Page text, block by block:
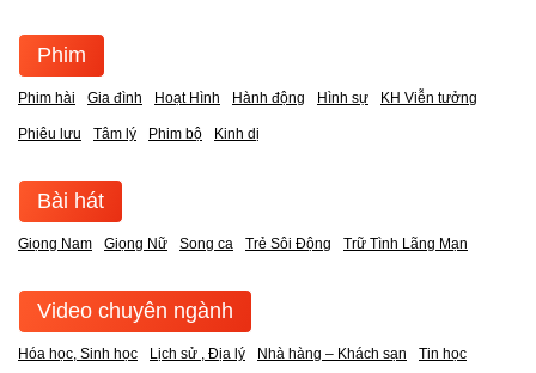
Phim
Phim hài Gia đình Hoạt Hình Hành động Hình sự KH Viễn tưởng
Phiêu lưu Tâm lý Phim bộ Kinh dị
Bài hát
Giọng Nam Giọng Nữ Song ca Trẻ Sôi Động Trữ Tình Lãng Mạn
Video chuyên ngành
Hóa học, Sinh học Lịch sử , Địa lý Nhà hàng – Khách sạn Tin học